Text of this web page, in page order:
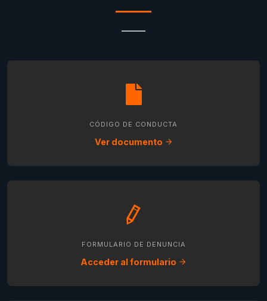
CÓDIGO DE CONDUCTA
Ver documento
FORMULARIO DE DENUNCIA
Acceder al formulario